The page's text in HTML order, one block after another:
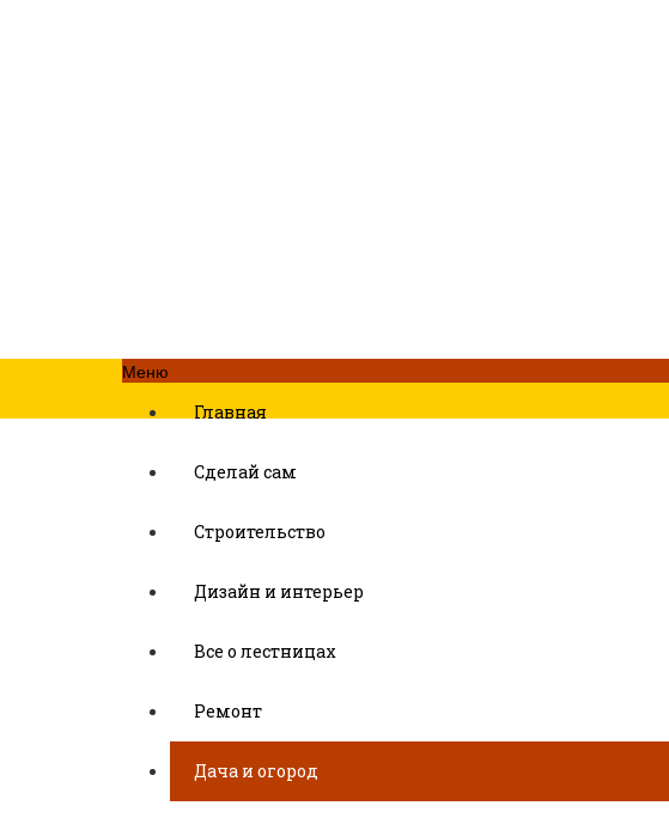
Меню
Главная
Сделай сам
Строительство
Дизайн и интерьер
Все о лестницах
Ремонт
Дача и огород